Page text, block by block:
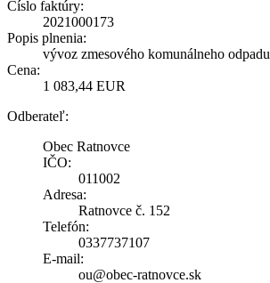
Číslo faktúry:
2021000173
Popis plnenia:
vývoz zmesového komunálneho odpadu
Cena:
1 083,44 EUR
Odberateľ:
Obec Ratnovce
IČO:
011002
Adresa:
Ratnovce č. 152
Telefón:
0337737107
E-mail:
ou@obec-ratnovce.sk